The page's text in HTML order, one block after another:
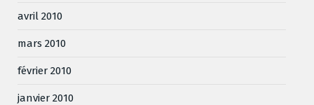
avril 2010
mars 2010
février 2010
janvier 2010